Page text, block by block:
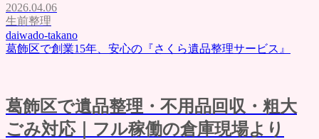
2026.04.06
生前整理
daiwado-takano
葛飾区で創業15年、安心の『さくら遺品整理サービス』
葛飾区で遺品整理・不用品回収・粗大
ごみ対応｜フル稼働の倉庫現場より